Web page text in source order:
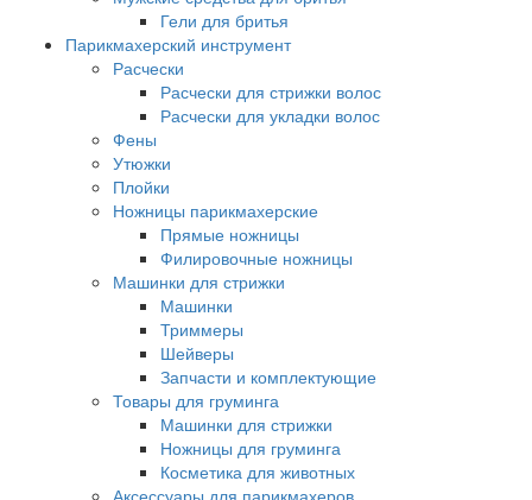
Гели для бритья
Парикмахерский инструмент
Расчески
Расчески для стрижки волос
Расчески для укладки волос
Фены
Утюжки
Плойки
Ножницы парикмахерские
Прямые ножницы
Филировочные ножницы
Машинки для стрижки
Машинки
Триммеры
Шейверы
Запчасти и комплектующие
Товары для груминга
Машинки для стрижки
Ножницы для груминга
Косметика для животных
Аксессуары для парикмахеров